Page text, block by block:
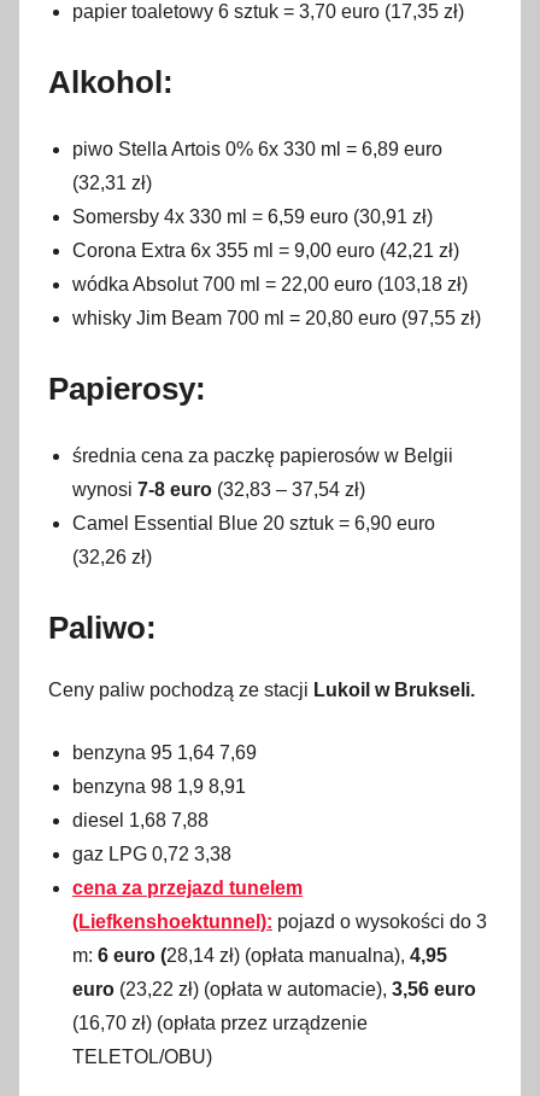
papier toaletowy 6 sztuk = 3,70 euro (17,35 zł)
Alkohol:
piwo Stella Artois 0% 6x 330 ml = 6,89 euro
(32,31 zł)
Somersby 4x 330 ml = 6,59 euro (30,91 zł)
Corona Extra 6x 355 ml = 9,00 euro (42,21 zł)
wódka Absolut 700 ml = 22,00 euro (103,18 zł)
whisky Jim Beam 700 ml = 20,80 euro (97,55 zł)
Papierosy:
średnia cena za paczkę papierosów w Belgii
wynosi 7-8 euro (32,83 – 37,54 zł)
Camel Essential Blue 20 sztuk = 6,90 euro
(32,26 zł)
Paliwo:
Ceny paliw pochodzą ze stacji Lukoil w Brukseli.
benzyna 95 1,64 7,69
benzyna 98 1,9 8,91
diesel 1,68 7,88
gaz LPG 0,72 3,38
cena za przejazd tunelem
(Liefkenshoektunnel): pojazd o wysokości do 3
m: 6 euro (28,14 zł) (opłata manualna), 4,95
euro (23,22 zł) (opłata w automacie), 3,56 euro
(16,70 zł) (opłata przez urządzenie
TELETOL/OBU)